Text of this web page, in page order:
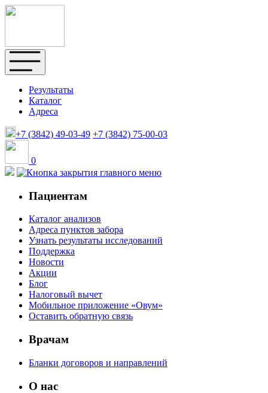
Результаты
Каталог
Адреса
+7 (3842) 49-03-49 +7 (3842) 75-00-03
0
Пациентам
Каталог анализов
Адреса пунктов забора
Узнать результаты исследований
Поддержка
Новости
Акции
Блог
Налоговый вычет
Мобильное приложение «Овум»
Оставить обратную связь
Врачам
Бланки договоров и направлений
О нас